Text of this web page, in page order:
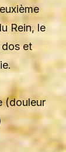
Rein, le
et
(douleur